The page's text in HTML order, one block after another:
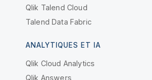
Qlik Talend Cloud
Talend Data Fabric
ANALYTIQUES ET IA
Qlik Cloud Analytics
Qlik Answers